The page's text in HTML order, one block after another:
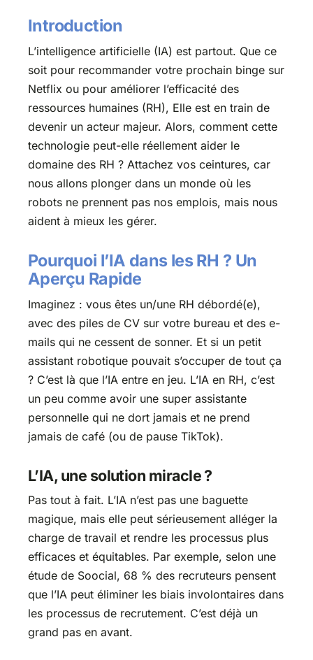
Introduction
L’intelligence artificielle (IA) est partout. Que ce
soit pour recommander votre prochain binge sur
Netflix ou pour améliorer l’efficacité des
ressources humaines (RH), Elle est en train de
devenir un acteur majeur. Alors, comment cette
technologie peut-elle réellement aider le
domaine des RH ? Attachez vos ceintures, car
nous allons plonger dans un monde où les
robots ne prennent pas nos emplois, mais nous
aident à mieux les gérer.
Pourquoi l’IA dans les RH ? Un
Aperçu Rapide
Imaginez : vous êtes un/une RH débordé(e),
avec des piles de CV sur votre bureau et des e-
mails qui ne cessent de sonner. Et si un petit
assistant robotique pouvait s’occuper de tout ça
? C’est là que l’IA entre en jeu. L’IA en RH, c’est
un peu comme avoir une super assistante
personnelle qui ne dort jamais et ne prend
jamais de café (ou de pause TikTok).
L’IA, une solution miracle ?
Pas tout à fait. L’IA n’est pas une baguette
magique, mais elle peut sérieusement alléger la
charge de travail et rendre les processus plus
efficaces et équitables. Par exemple, selon une
étude de Soocial, 68 % des recruteurs pensent
que l’IA peut éliminer les biais involontaires dans
les processus de recrutement. C’est déjà un
grand pas en avant.